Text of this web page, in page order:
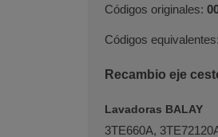
Códigos originales:
Códigos
Recambio eje
Lavadoras BALAY
3TE660A,